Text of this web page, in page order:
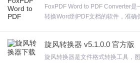
1、双击"koboconvertersetup.exe"进入到
园下载体验。
FoxPDF Word to PDF Converter是
转换Word到PDF文档的软件，准确
输出的页数设置，欢迎来合众软件园
旋风转换器 v5.1.0.0 官方版
旋风转换器是文件格式转换工具，